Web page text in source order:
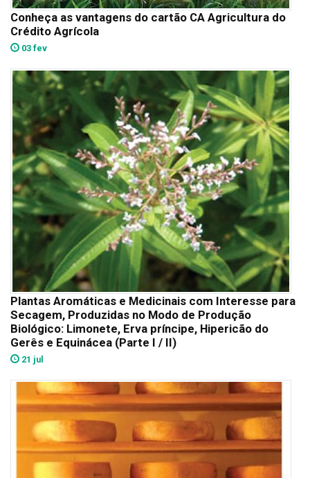
Conheça as vantagens do cartão CA Agricultura do
Crédito Agrícola
03 fev
Plantas Aromáticas e Medicinais com Interesse para
Secagem, Produzidas no Modo de Produção
Biológico: Limonete, Erva príncipe, Hipericão do
Gerês e Equinácea (Parte I / II)
21 jul